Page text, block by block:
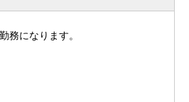
務になります。